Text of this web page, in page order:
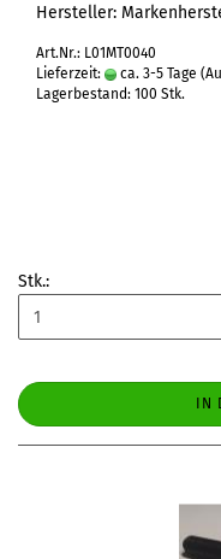
Hersteller:
Art.Nr.: L01MT0040
Lieferzeit:
ca. 3-5 Tage
Lagerbestand: 100 Stk.
Stk.:
IN